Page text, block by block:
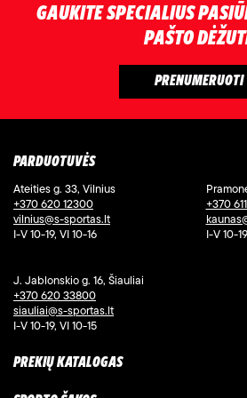
GAUKITE SPECIALIUS
PAŠTO
PARDUOTUVĖS
Ateities g. 33, Vilnius
+370 620 12300
vilnius@s-sportas.lt
I-V 10-19, VI 10-16
+370
I-V 10-
J. Jablonskio g. 16, Šiauliai
+370 620 33800
siauliai@s-sportas.lt
I-V 10-19, VI 10-15
PREKIŲ KATALOGAS